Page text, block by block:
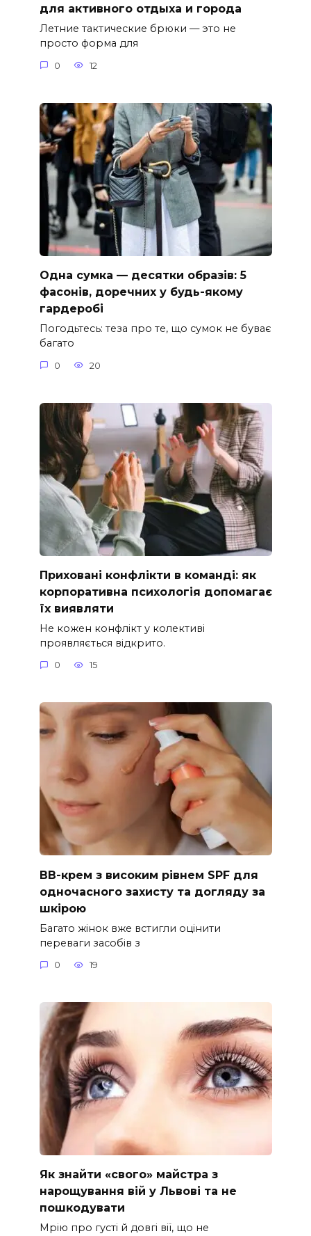
для активного отдыха и города
Летние тактические брюки — это не
просто форма для
0 12
Одна сумка — десятки образів: 5
фасонів, доречних у будь-якому
гардеробі
Погодьтесь: теза про те, що сумок не буває
багато
0 20
Приховані конфлікти в команді: як
корпоративна психологія допомагає
їх виявляти
Не кожен конфлікт у колективі
проявляється відкрито.
0 15
ВВ-крем з високим рівнем SPF для
одночасного захисту та догляду за
шкірою
Багато жінок вже встигли оцінити
переваги засобів з
0 19
Як знайти «свого» майстра з
нарощування вій у Львові та не
пошкодувати
Мрію про густі й довгі вії, що не